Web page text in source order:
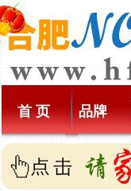
首 页 品牌